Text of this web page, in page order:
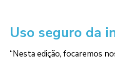
Uso seguro da
“Nesta edição, focaremos